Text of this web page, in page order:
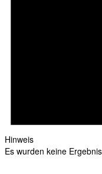
Hinweis
Es wurden keine